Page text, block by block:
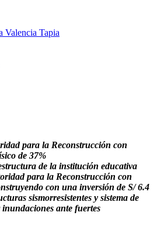
Valencia Tapia
para la Reconstrucción con
de 37%
de la institución educativa
para la Reconstrucción con
con una inversión de S/ 6.4
sismorresistentes y sistema de
ante fuertes